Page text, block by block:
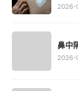
2026-
鼻中
2026-